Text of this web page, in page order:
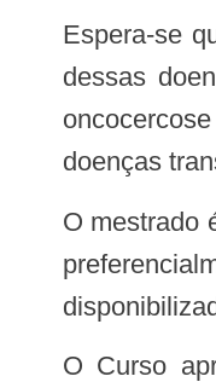
Espera-se que ao final do curso os alunos tenham desenvolvido habilidades para atuarem nas ações de vigilância e controle
dessas
doenças
O mestrado é direcionado a técnicos de nível superior, pertencentes ao quadro de pessoal efetivo, que atuem na área da saúde,
O Curso apresenta estrutura modular e será realizado em regime presencial, com atividades desenvolvidas durante uma